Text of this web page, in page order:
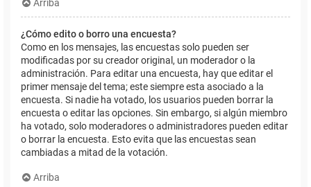
Arriba
¿Cómo edito o borro una encuesta?
Como en los mensajes, las encuestas solo pueden ser
modificadas por su creador original, un moderador o la
administración. Para editar una encuesta, hay que editar el
primer mensaje del tema; este siempre esta asociado a la
encuesta. Si nadie ha votado, los usuarios pueden borrar la
encuesta o editar las opciones. Sin embargo, si algún miembro
ha votado, solo moderadores o administradores pueden editar
o borrar la encuesta. Esto evita que las encuestas sean
cambiadas a mitad de la votación.
Arriba